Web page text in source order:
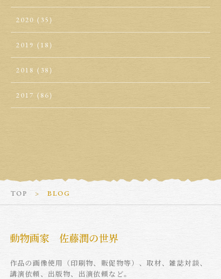
2020 (35)
2019 (18)
2018 (38)
2017 (86)
TOP BLOG
動物画家 佐藤潤の世界
作品の画像使用（印刷物、販促物等）、取材、雑誌対談、
講演依頼、出版物、出演依頼など。